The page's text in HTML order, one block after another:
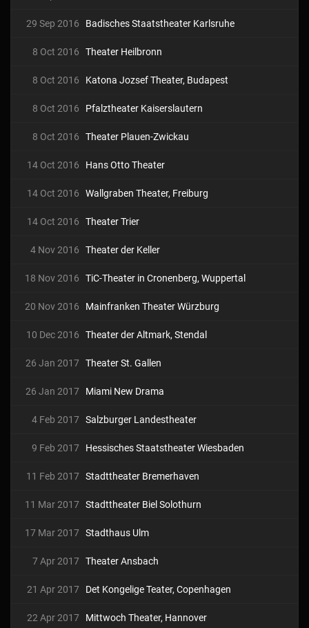
29 Sep 2016 Badisches Staatstheater Karlsruhe
8 Oct 2016 Theater Heilbronn
8 Oct 2016 Katona Jozsef Theater, Budapest
8 Oct 2016 Pfalztheater Kaiserslautern
8 Oct 2016 Theater Plauen-Zwickau
14 Oct 2016 Hans Otto Theater
14 Oct 2016 Wallgraben Theater, Freiburg
14 Oct 2016 Theater Trier
4 Nov 2016 Theater der Keller
18 Nov 2016 TiC-Theater in Cronenberg, Wuppertal
20 Nov 2016 Mainfranken Theater Würzburg
10 Dec 2016 Theater der Altmark, Stendal
26 Jan 2017 Theater St. Gallen
26 Jan 2017 Miami New Drama
4 Feb 2017 Salzburger Landestheater
9 Feb 2017 Hessisches Staatstheater Wiesbaden
11 Feb 2017 Stadttheater Bremerhaven
11 Mar 2017 Stadttheater Biel Solothurn
17 Mar 2017 Stadthaus Ulm
7 Apr 2017 Theater Ansbach
21 Apr 2017 Det Kongelige Teater, Copenhagen
22 Apr 2017 Mittwoch Theater, Hannover